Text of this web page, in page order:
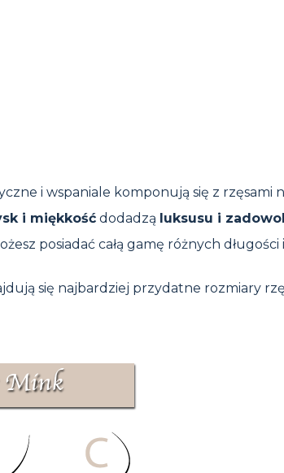
i wspaniale komponują się z rzęsami
i miękkość dodadzą luksusu i
posiadać całą gamę różnych
się najbardziej przydatne rozmiary